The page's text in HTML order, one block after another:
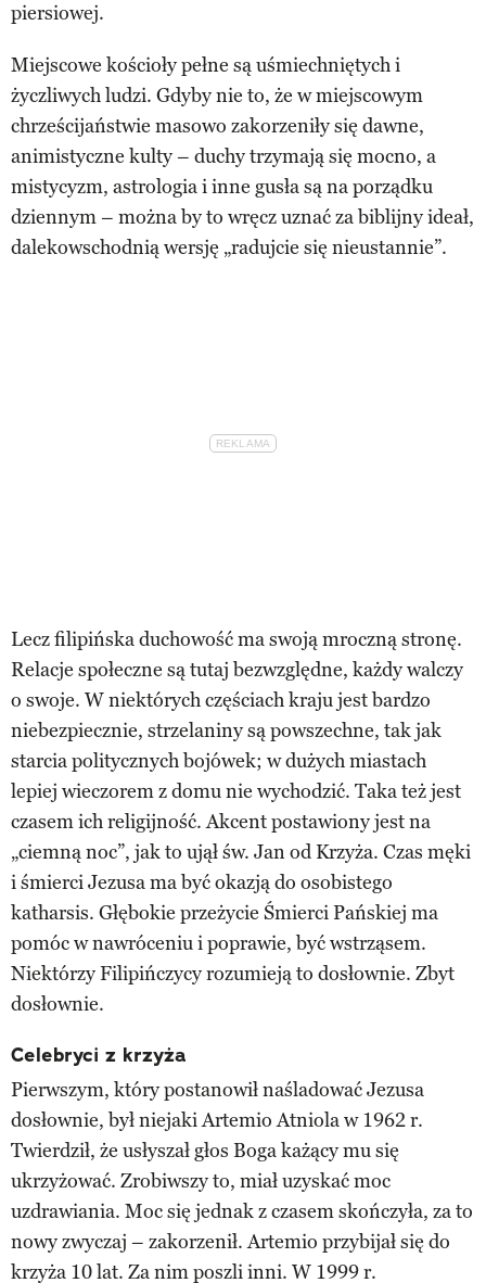
piersiowej.
Miejscowe kościoły pełne są uśmiechniętych i
życzliwych ludzi. Gdyby nie to, że w miejscowym
chrześcijaństwie masowo zakorzeniły się dawne,
animistyczne kulty – duchy trzymają się mocno, a
mistycyzm, astrologia i inne gusła są na porządku
dziennym – można by to wręcz uznać za biblijny ideał,
dalekowschodnią wersję „radujcie się nieustannie”.
Lecz filipińska duchowość ma swoją mroczną stronę.
Relacje społeczne są tutaj bezwzględne, każdy walczy
o swoje. W niektórych częściach kraju jest bardzo
niebezpiecznie, strzelaniny są powszechne, tak jak
starcia politycznych bojówek; w dużych miastach
lepiej wieczorem z domu nie wychodzić. Taka też jest
czasem ich religijność. Akcent postawiony jest na
„ciemną noc”, jak to ujął św. Jan od Krzyża. Czas męki
i śmierci Jezusa ma być okazją do osobistego
katharsis. Głębokie przeżycie Śmierci Pańskiej ma
pomóc w nawróceniu i poprawie, być wstrząsem.
Niektórzy Filipińczycy rozumieją to dosłownie. Zbyt
dosłownie.
Celebryci z krzyża
Pierwszym, który postanowił naśladować Jezusa
dosłownie, był niejaki Artemio Atniola w 1962 r.
Twierdził, że usłyszał głos Boga każący mu się
ukrzyżować. Zrobiwszy to, miał uzyskać moc
uzdrawiania. Moc się jednak z czasem skończyła, za to
nowy zwyczaj – zakorzenił. Artemio przybijał się do
krzyża 10 lat. Za nim poszli inni. W 1999 r.